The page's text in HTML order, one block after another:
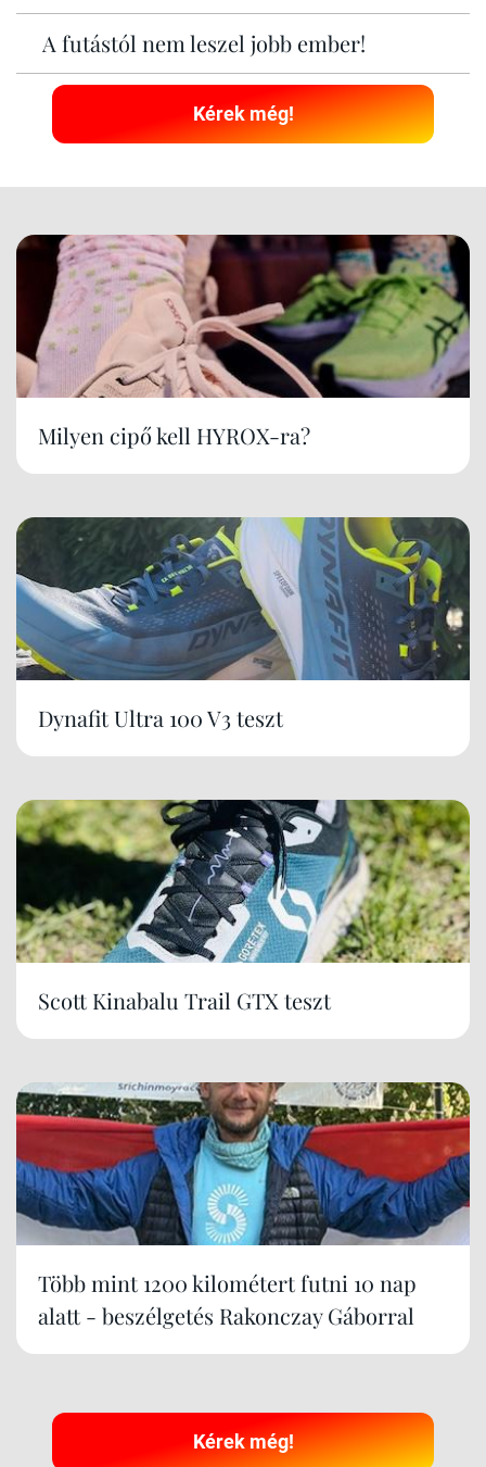
A futástól nem leszel jobb ember!
Kérek még!
Milyen cipő kell HYROX-ra?
Dynafit Ultra 100 V3 teszt
Scott Kinabalu Trail GTX teszt
Több mint 1200 kilométert futni 10 nap
alatt - beszélgetés Rakonczay Gáborral
Kérek még!